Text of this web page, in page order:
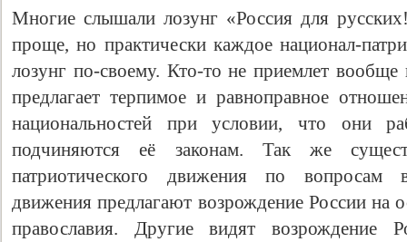
Многие слышали лозунг «Россия для
проще, но практически каждое национал-
лозунг по-своему. Кто-то не приемлет
предлагает терпимое и равноправное
национальностей при условии, что они
подчиняются её законам. Так же
патриотического движения по вопросам
движения предлагают возрождение России на
православия. Другие видят возрождение